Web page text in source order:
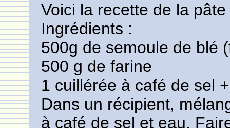
Voici la recette de la
Ingrédients :
500g de semoule de blé
500 g de farine
1 cuillérée à café de sel
Dans un récipient,
à café de sel et eau.